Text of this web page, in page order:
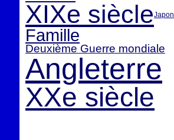
XIXe siècleJapon
Famille
Deuxième Guerre mondiale
Angleterre
XXe siècle